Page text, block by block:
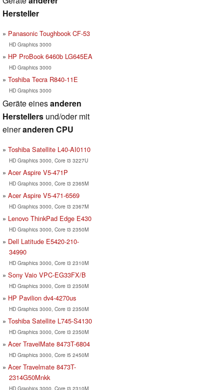
Hersteller
Panasonic Toughbook CF-53
HD Graphics 3000
HP ProBook 6460b LG645EA
HD Graphics 3000
Toshiba Tecra R840-11E
HD Graphics 3000
Geräte einesanderen
Herstellers und/oder mit
eineranderen CPU
Toshiba Satellite L40-AI0110
HD Graphics 3000, Core i3 3227U
Acer Aspire V5-471P
HD Graphics 3000, Core i3 2365M
Acer Aspire V5-471-6569
HD Graphics 3000, Core i3 2367M
Lenovo ThinkPad Edge E430
HD Graphics 3000, Core i3 2350M
Dell Latitude E5420-210-
34990
HD Graphics 3000, Core i3 2310M
Sony Vaio VPC-EG33FX/B
HD Graphics 3000, Core i3 2350M
HP Pavilion dv4-4270us
HD Graphics 3000, Core i3 2350M
Toshiba Satellite L745-S4130
HD Graphics 3000, Core i3 2350M
Acer TravelMate 8473T-6804
HD Graphics 3000, Core i5 2450M
Acer Travelmate 8473T-
2314G50Mnkk
HD Graphics 3000, Core i3 2310M